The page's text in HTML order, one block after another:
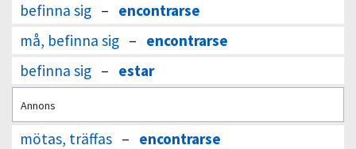
befinna sig – encontrarse
må, befinna sig – encontrarse
befinna sig – estar
Annons
mötas, träffas – encontrarse